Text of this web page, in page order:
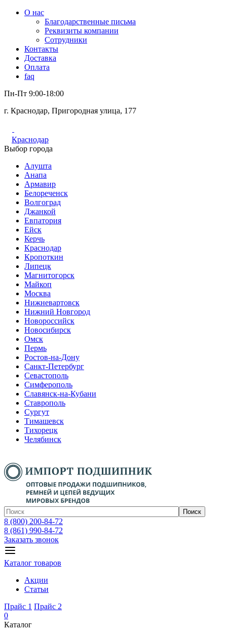
О нас
Благодарственные письма
Реквизиты компании
Сотрудники
Контакты
Доставка
Оплата
faq
Пн-Пт 9:00-18:00
г. Краснодар, Пригородная улица, 177
Краснодар
Выбор города
Алушта
Анапа
Армавир
Белореченск
Волгоград
Джанкой
Евпатория
Ейск
Керчь
Краснодар
Кропоткин
Липецк
Магнитогорск
Майкоп
Москва
Нижневартовск
Нижний Новгород
Новороссийск
Новосибирск
Омск
Пермь
Ростов-на-Дону
Санкт-Петербург
Севастополь
Симферополь
Славянск-на-Кубани
Ставрополь
Сургут
Тимашевск
Тихорецк
Челябинск
Поиск
8 (800) 200-84-72
8 (861) 990-84-72
Заказать звонок
Каталог товаров
Акции
Статьи
Прайс 1 Прайс 2
0
Каталог